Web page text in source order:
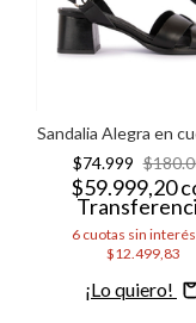
Sandalia Alegra en
$74.999
$59.999,20
6 cuotas sin
$12.499,83
Comprar